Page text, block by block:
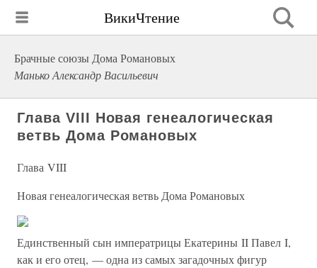
ВикиЧтение
Брачные союзы Дома Романовых
Манько Александр Васильевич
Глава VIII Новая генеалогическая
ветвь Дома Романовых
Глава VIII
Новая генеалогическая ветвь Дома Романовых
Единственный сын императрицы Екатерины II Павел I,
как и его отец, — одна из самых загадочных фигур